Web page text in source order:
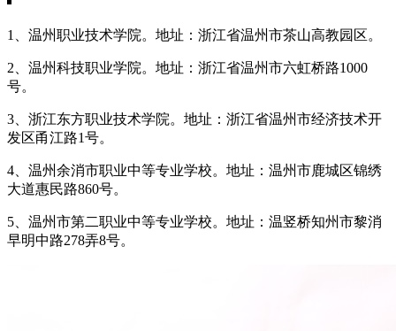
1、温州职业技术学院。地址：浙江省温州市茶山高教园区。
2、温州科技职业学院。地址：浙江省温州市六虹桥路1000
号。
3、浙江东方职业技术学院。地址：浙江省温州市经济技术开
发区甬江路1号。
4、温州余消市职业中等专业学校。地址：温州市鹿城区锦绣
大道惠民路860号。
5、温州市第二职业中等专业学校。地址：温竖桥知州市黎消
早明中路278弄8号。